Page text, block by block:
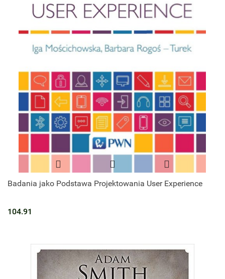
Badania jako Podstawa Projektowania User Experience
104.91